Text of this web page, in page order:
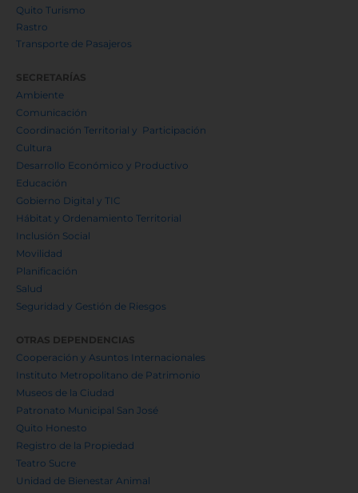
Quito Turismo
Rastro
Transporte de Pasajeros
SECRETARÍAS
Ambiente
Comunicación
Coordinación Territorial y Participación
Cultura
Desarrollo Económico y Productivo
Educación
Gobierno Digital y TIC
Hábitat y Ordenamiento Territorial
Inclusión Social
Movilidad
Planificación
Salud
Seguridad y Gestión de Riesgos
OTRAS DEPENDENCIAS
Cooperación y Asuntos Internacionales
Instituto Metropolitano de Patrimonio
Museos de la Ciudad
Patronato Municipal San José
Quito Honesto
Registro de la Propiedad
Teatro Sucre
Unidad de Bienestar Animal